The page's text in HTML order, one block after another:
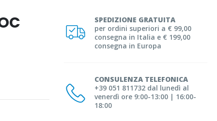
SPEDIZIONE GRATUITA
per ordini superiori a € 99,00
consegna in Italia e € 199,00
consegna in Europa
CONSULENZA TELEFONICA
+39 051 811732 dal lunedì al
venerdì ore 9:00-13:00 | 16:00-
18:00